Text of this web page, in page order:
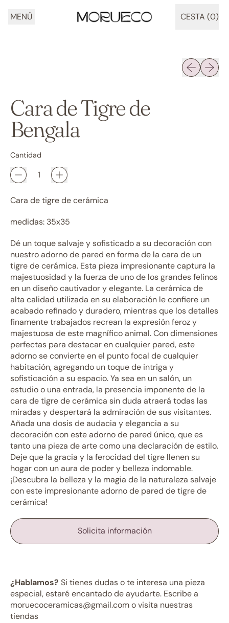
MENÚ CESTA (0)
ARTÍCULOS
Diapositiva
Cara de Tigre de
Bengala
Cantidad
Cara de tigre de cerámica
medidas: 35x35
Dé un toque salvaje y sofisticado a su decoración con
nuestro adorno de pared en forma de la cara de un
tigre de cerámica. Esta pieza impresionante captura la
majestuosidad y la fuerza de uno de los grandes felinos
en un diseño cautivador y elegante. La cerámica de
alta calidad utilizada en su elaboración le confiere un
acabado refinado y duradero, mientras que los detalles
finamente trabajados recrean la expresión feroz y
majestuosa de este magnífico animal. Con dimensiones
perfectas para destacar en cualquier pared, este
adorno se convierte en el punto focal de cualquier
habitación, agregando un toque de intriga y
sofisticación a su espacio. Ya sea en un salón, un
estudio o una entrada, la presencia imponente de la
cara de tigre de cerámica sin duda atraerá todas las
miradas y despertará la admiración de sus visitantes.
Añada una dosis de audacia y elegancia a su
decoración con este adorno de pared único, que es
tanto una pieza de arte como una declaración de estilo.
Deje que la gracia y la ferocidad del tigre llenen su
hogar con un aura de poder y belleza indomable.
¡Descubra la belleza y la magia de la naturaleza salvaje
con este impresionante adorno de pared de tigre de
cerámica!
Solicita información
¿Hablamos? Si tienes dudas o te interesa una pieza
especial, estaré encantado de ayudarte. Escribe a
moruecoceramicas@gmail.com o visita nuestras
tiendas